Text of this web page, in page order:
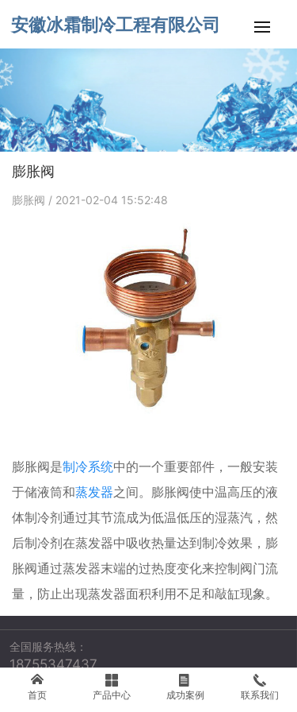
安徽冰霜制冷工程有限公司
膨胀阀
膨胀阀 / 2021-02-04 15:52:48
膨胀阀是制冷系统中的一个重要部件，一般安装
于储液筒和蒸发器之间。膨胀阀使中温高压的液
体制冷剂通过其节流成为低温低压的湿蒸汽，然
后制冷剂在蒸发器中吸收热量达到制冷效果，膨
胀阀通过蒸发器末端的过热度变化来控制阀门流
量，防止出现蒸发器面积利用不足和敲缸现象。
全国服务热线：
公司地址：安徽省芜湖市鸠江区官陡街道南翔万商轻纺
城西二街2D1035
18755347437
首页 产品中心 成功案例 联系我们